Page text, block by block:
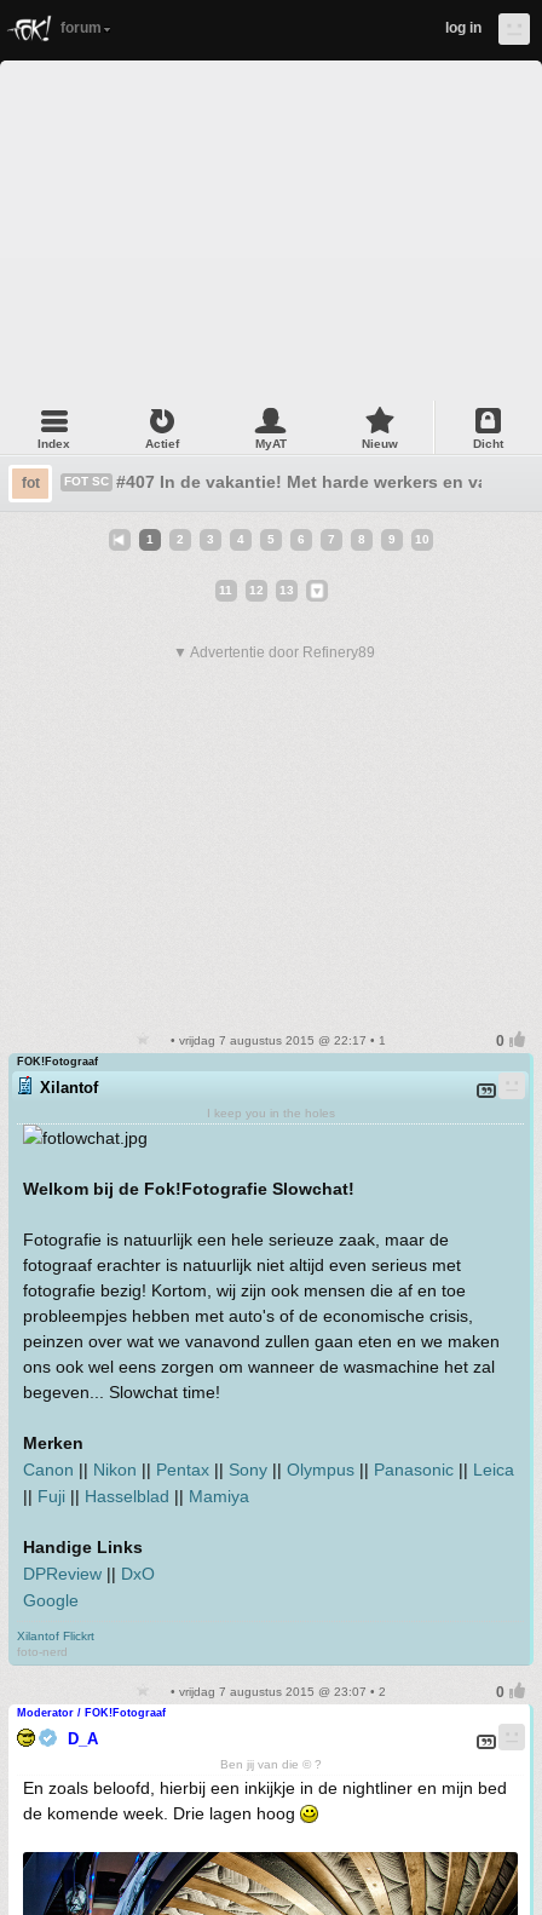
forum log in
Index Actief MyAT Nieuw Dicht
fot FOT SC #407 In de vakantie! Met harde werkers en
1 2 3 4 5 6 7 8 9 10
11 12 13
▼ Advertentie door Refinery89
• vrijdag 7 augustus 2015 @ 22:17 • 1
FOK!Fotograaf
Xilantof
I keep you in the holes
Welkom bij de Fok!Fotografie Slowchat!
Fotografie is natuurlijk een hele serieuze zaak, maar de
fotograaf erachter is natuurlijk niet altijd even serieus met
fotografie bezig! Kortom, wij zijn ook mensen die af en toe
probleempjes hebben met auto's of de economische crisis,
peinzen over wat we vanavond zullen gaan eten en we maken
ons ook wel eens zorgen om wanneer de wasmachine het zal
begeven... Slowchat time!
Merken
Canon || Nikon || Pentax || Sony || Olympus || Panasonic || Leica
|| Fuji || Hasselblad || Mamiya
Handige Links
DPReview || DxO
Google
Xilantof Flickrt
foto-nerd
• vrijdag 7 augustus 2015 @ 23:07 • 2
Moderator / FOK!Fotograaf
D_A
Ben jij van die © ?
En zoals beloofd, hierbij een inkijkje in de nightliner en mijn bed
de komende week. Drie lagen hoog